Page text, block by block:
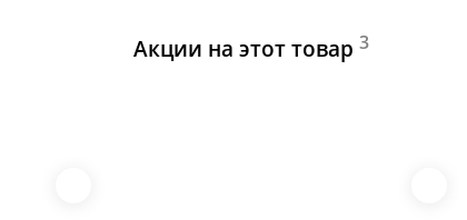
Акции на этот товар 3